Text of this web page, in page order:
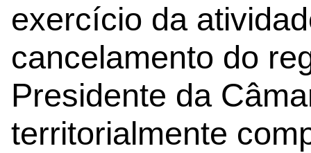
exercício da
cancelamento do
Presidente da
territorialmente